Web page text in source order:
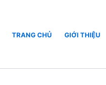
TRANG CHỦ GIỚI THIỆU